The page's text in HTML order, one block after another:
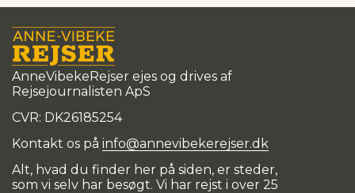
AnneVibekeRejser ejes og drives af
Rejsejournalisten ApS
CVR: DK26185254
Kontakt os på info@annevibekerejser.dk
Alt, hvad du finder her på siden, er steder,
som vi selv har besøgt. Vi har rejst i over 25